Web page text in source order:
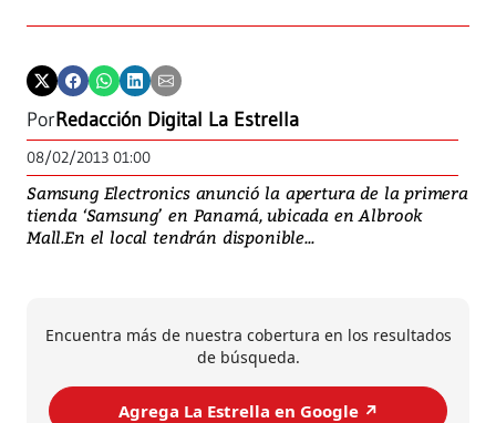
PorRedacción Digital La Estrella
08/02/2013 01:00
Samsung Electronics anunció la apertura de la primera
tienda ‘Samsung’ en Panamá, ubicada en Albrook
Mall.En el local tendrán disponible...
Encuentra más de nuestra cobertura en los resultados
de búsqueda.
Agrega La Estrella en Google ↗️